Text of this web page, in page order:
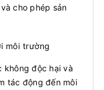
cho phép sản
môi trường
không độc hại và
tác động đến môi